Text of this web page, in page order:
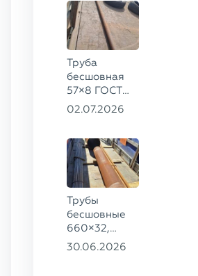
Труба
бесшовная
57×8 ГОСТ
8732-78
02.07.2026
Трубы
бесшовные
660×32,
426×28,
30.06.2026